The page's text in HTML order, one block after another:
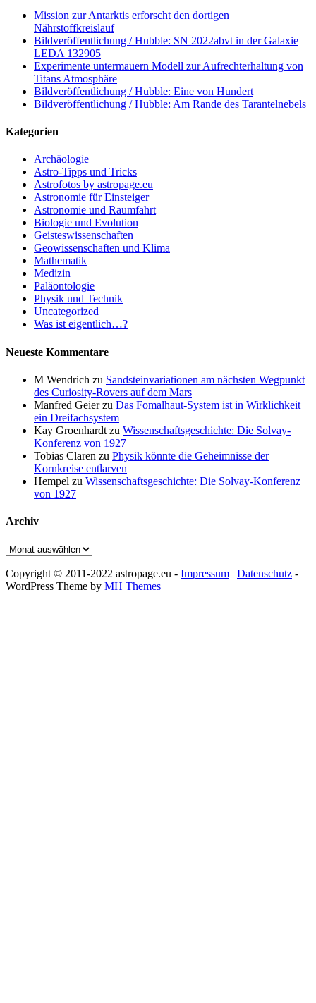
Mission zur Antarktis erforscht den dortigen
Nährstoffkreislauf
Bildveröffentlichung / Hubble: SN 2022abvt in der Galaxie
LEDA 132905
Experimente untermauern Modell zur Aufrechterhaltung von
Titans Atmosphäre
Bildveröffentlichung / Hubble: Eine von Hundert
Bildveröffentlichung / Hubble: Am Rande des Tarantelnebels
Kategorien
Archäologie
Astro-Tipps und Tricks
Astrofotos by astropage.eu
Astronomie für Einsteiger
Astronomie und Raumfahrt
Biologie und Evolution
Geisteswissenschaften
Geowissenschaften und Klima
Mathematik
Medizin
Paläontologie
Physik und Technik
Uncategorized
Was ist eigentlich…?
Neueste Kommentare
M Wendrich zu Sandsteinvariationen am nächsten Wegpunkt
des Curiosity-Rovers auf dem Mars
Manfred Geierzu Das Fomalhaut-System ist in Wirklichkeit
ein Dreifachsystem
Kay Groenhardt zu Wissenschaftsgeschichte: Die Solvay-
Konferenz von 1927
Tobias Claren zu Physik könnte die Geheimnisse der
Kornkreise entlarven
Hempel zu Wissenschaftsgeschichte: Die Solvay-Konferenz
von 1927
Archiv
Archiv
Copyright © 2011-2022 astropage.eu - Impressum | Datenschutz -
WordPress Theme by MH Themes